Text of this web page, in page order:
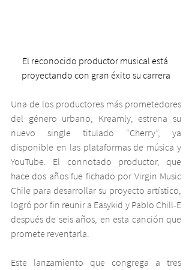
El reconocido productor musical está
proyectando con gran éxito su carrera
Una de los productores más prometedores
del género urbano, Kreamly, estrena su
nuevo single titulado “Cherry”, ya
disponible en las plataformas de música y
YouTube. El connotado productor, que
hace dos años fue fichado por Virgin Music
Chile para desarrollar su proyecto artístico,
logró por fin reunir a Easykid y Pablo Chill-E
después de seis años, en esta canción que
promete reventarla.
Este lanzamiento que congrega a tres